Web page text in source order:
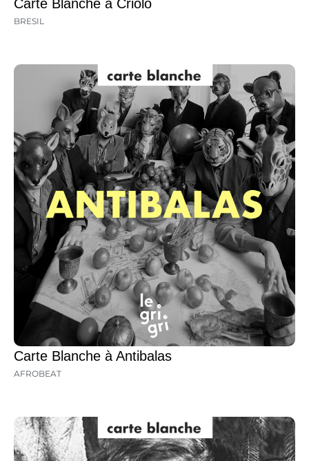
Carte Blanche à Criolo
BRESIL
Carte Blanche à Antibalas
AFROBEAT